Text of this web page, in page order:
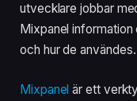
utvecklare jobbar
Mixpanel
och hur de användes.
Mixpanel är ett